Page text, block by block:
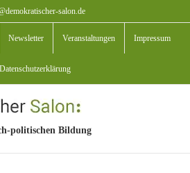
salon.de
Newsletter Veranstaltungen Impressum
Datenschutzerklärung
politischen Bildung